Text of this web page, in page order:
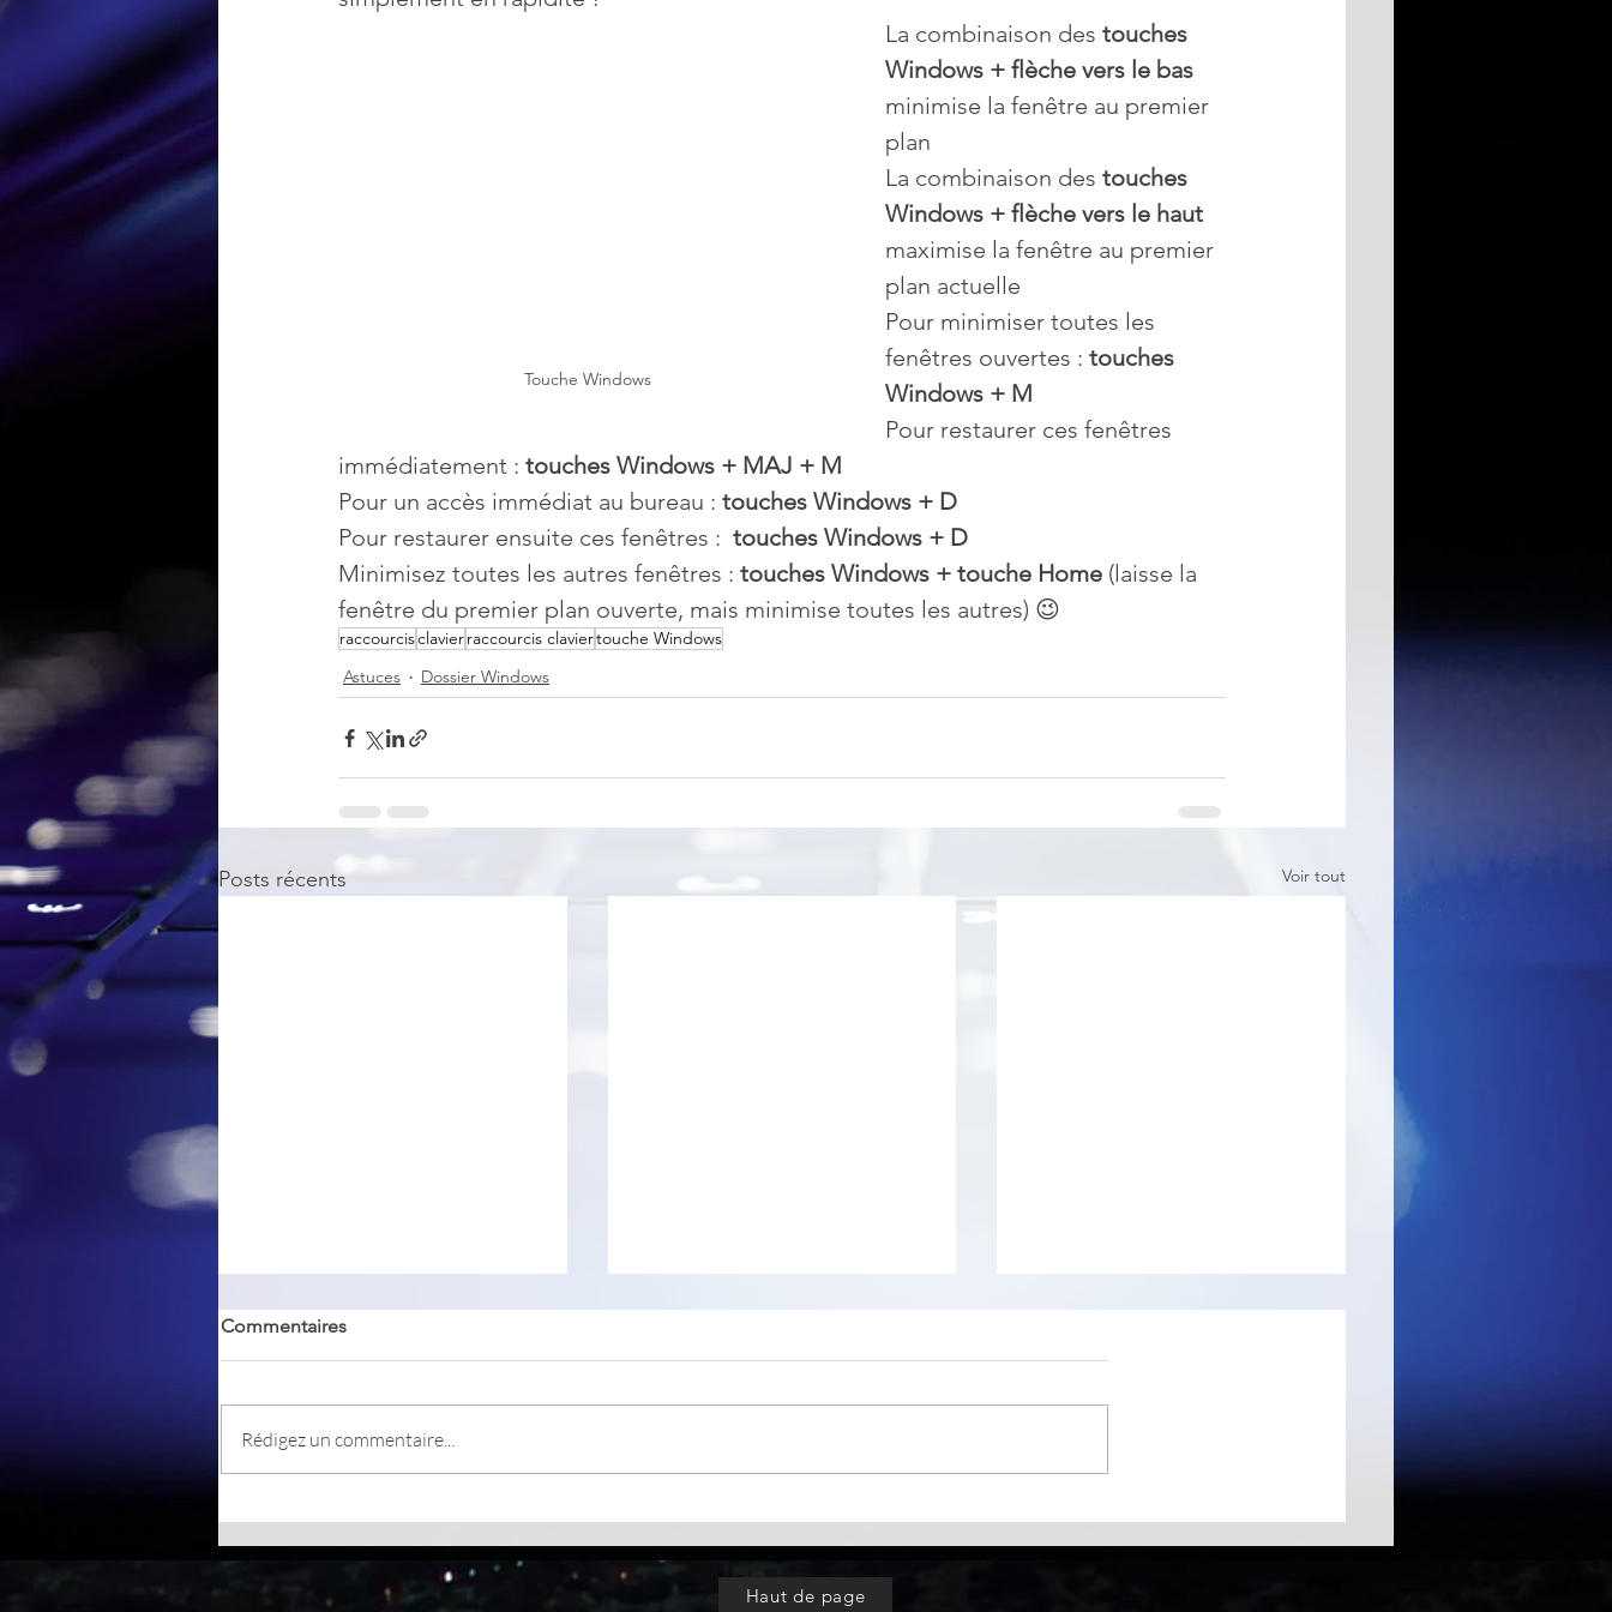
Navigateurs News
Touche Windows
La combinaison des touches
Windows + flèche vers le bas
minimise la fenêtre au premier
plan
La combinaison des touches
Windows + flèche vers le haut
maximise la fenêtre au premier
plan actuelle
Pour minimiser toutes les
fenêtres ouvertes : touches
Windows + M
Pour restaurer ces fenêtres
immédiatement : touches Windows + MAJ + M
Pour un accès immédiat au bureau : touches Windows + D
Pour restaurer ensuite ces fenêtres : touches Windows + D
Minimisez toutes les autres fenêtres : touches Windows + touche Home (laisse la
fenêtre du premier plan ouverte, mais minimise toutes les autres) 😉
raccourcisclavierraccourcis claviertouche Windows
Astuces
Dossier Windows
Posts récents Voir tout
TrayBin PKeyMaster
Commentaires
Rédigez un commentaire...
Haut de page